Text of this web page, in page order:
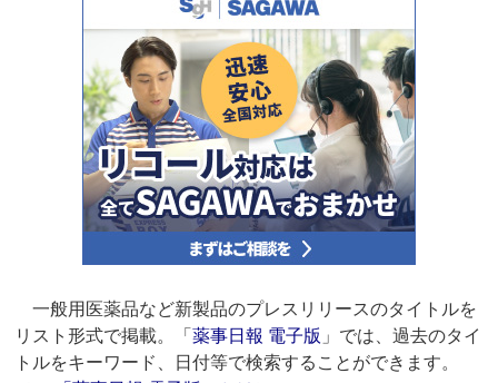
一般用医薬品など新製品のプレスリリースのタイトルを
リスト形式で掲載。「薬事日報 電子版 」では、過去のタイ
トルをキーワード、日付等で検索することができます。